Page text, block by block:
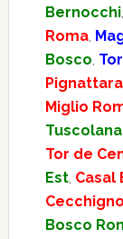
Bernocchi,
Roma,
Bosco,
Pignattara
Miglio
Tuscolana,
Tor de
Est, Casal
Bosco